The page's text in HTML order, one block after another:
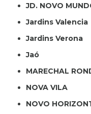
JD. NOVO
Jardins Valencia
Jardins Verona
Jaó
MARECHAL
NOVA VILA
NOVO